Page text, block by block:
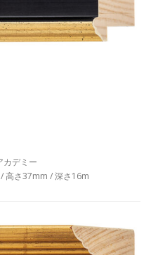
カデミー
高さ37mm / 深さ16m